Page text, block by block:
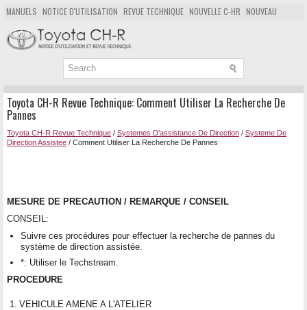
MANUELS NOTICE D'UTILISATION REVUE TECHNIQUE NOUVELLE C-HR NOUVEAU
POPULAIRE
PLAN DU SITE CHERCHER
Toyota CH-R Revue Technique: Comment Utiliser La Recherche De
Pannes
Toyota CH-R Revue Technique / Systemes D'assistance De Direction / Systeme De
Direction Assistee / Comment Utiliser La Recherche De Pannes
MESURE DE PRECAUTION / REMARQUE / CONSEIL
CONSEIL:
Suivre ces procédures pour effectuer la recherche de pannes du
système de direction assistée.
*: Utiliser le Techstream.
PROCEDURE
1. VEHICULE AMENE A L'ATELIER